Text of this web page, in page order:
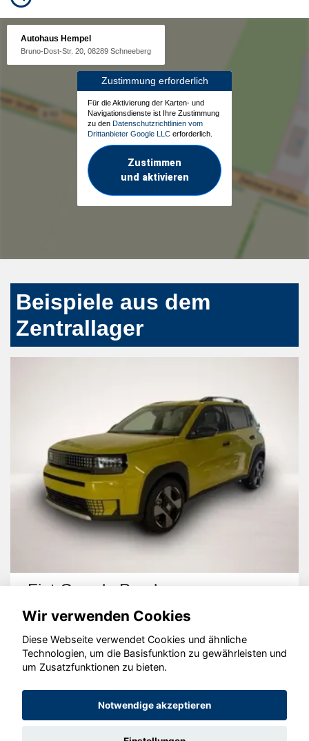
Autohaus Hempel
Bruno-Dost-Str. 20, 08289 Schneeberg
Zustimmung erforderlich
Für die Aktivierung der Karten- und
Navigationsdienste ist Ihre Zustimmung
zu den Datenschutzrichtlinien vom
Drittanbieter Google LLC erforderlich.
Zustimmen
und aktivieren
Beispiele aus dem
Zentrallager
Fiat Grande Panda
© konjunkturmotor.de GmbH 2020 - 2026
Wir verwenden Cookies
Diese Webseite verwendet Cookies und ähnliche
Technologien, um die Basisfunktion zu gewährleisten und
um Zusatzfunktionen zu bieten.
Notwendige akzeptieren